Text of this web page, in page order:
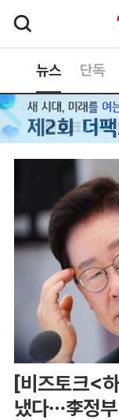
뉴스 단독
[비즈토크<
냈다…李정